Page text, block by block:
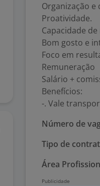
Organização e
Proatividade.
Capacidade
Bom gosto e
Foco em
Remuneração
Salário +
Benefícios:
-. Vale
Número de
Tipo de
Área